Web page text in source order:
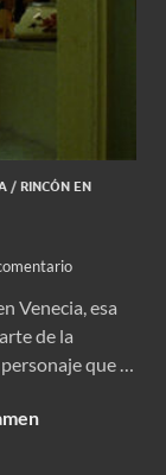
/ RINCÓN EN
Venecia, esa
de la
que …